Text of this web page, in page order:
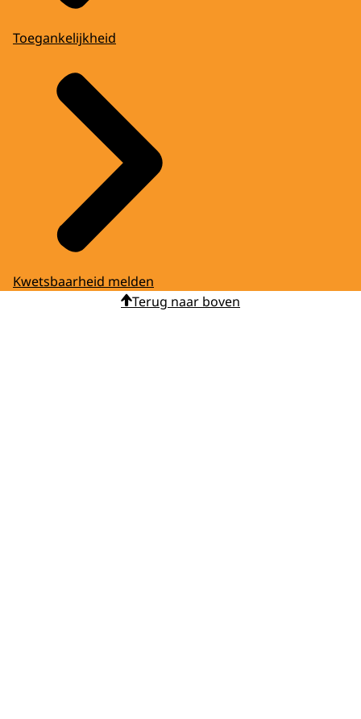
Toegankelijkheid
Kwetsbaarheid melden
Terug naar boven